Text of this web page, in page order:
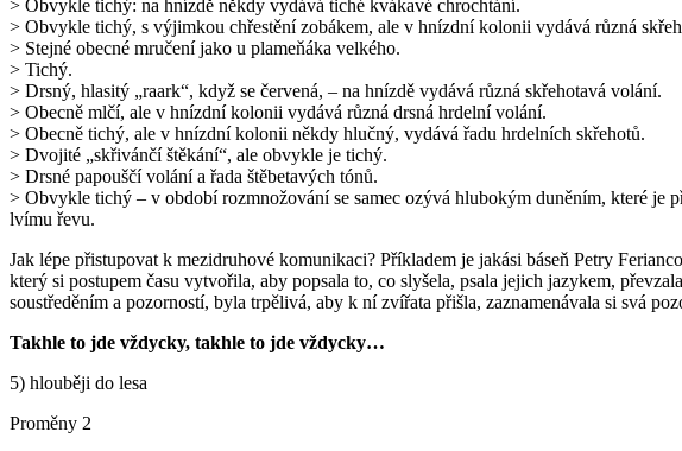
> Obvykle tichý: na hnízdě někdy vydává tiché kvákavé chrochtání.
> Obvykle tichý, s výjimkou chřestění zobákem, ale v hnízdní kolonii vydává různá
> Stejné obecné mručení jako u plameňáka velkého.
> Tichý.
> Drsný, hlasitý „raark“, když se červená, – na hnízdě vydává různá skřehotavá volání.
> Obecně mlčí, ale v hnízdní kolonii vydává různá drsná hrdelní volání.
> Obecně tichý, ale v hnízdní kolonii někdy hlučný, vydává řadu hrdelních skřehotů.
> Dvojité „skřivánčí štěkání“, ale obvykle je tichý.
> Drsné papouščí volání a řada štěbetavých tónů.
> Obvykle tichý – v období rozmnožování se samec ozývá hlubokým duněním, které je
lvímu řevu.
Jak lépe přistupovat k mezidruhové komunikaci? Příkladem je jakási báseň Petry
který si postupem času vytvořila, aby popsala to, co slyšela, psala jejich jazykem,
soustředěním a pozorností, byla trpělivá, aby k ní zvířata přišla, zaznamenávala si svá
Takhle to jde vždycky, takhle to jde vždycky…
5) hlouběji do lesa
Proměny 2